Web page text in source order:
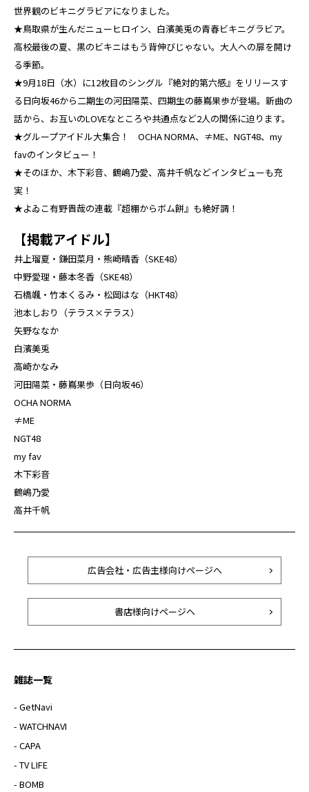
世界観のビキニグラビアになりました。
★鳥取県が生んだニューヒロイン、白濱美兎の青春ビキニグラビア。
高校最後の夏、黒のビキニはもう背伸びじゃない。大人への扉を開け
る季節。
★9月18日（水）に12枚目のシングル『絶対的第六感』をリリースす
る日向坂46から二期生の河田陽菜、四期生の藤嶌果歩が登場。新曲の
話から、お互いのLOVEなところや共通点など2人の関係に迫ります。
★グループアイドル大集合！ OCHA NORMA、≠ME、NGT48、my
favのインタビュー！
★そのほか、木下彩音、鶴嶋乃愛、高井千帆などインタビューも充
実！
★よゐこ有野晋哉の連載『超棚からボム餅』も絶好調！
【掲載アイドル】
井上瑠夏・鎌田菜月・熊崎晴香（SKE48）
中野愛理・藤本冬香（SKE48）
石橋颯・竹本くるみ・松岡はな（HKT48）
池本しおり（テラス×テラス）
矢野ななか
白濱美兎
高崎かなみ
河田陽菜・藤嶌果歩（日向坂46）
OCHA NORMA
≠ME
NGT48
my fav
木下彩音
鶴嶋乃愛
高井千帆
広告会社・広告主様向けページへ
書店様向けページへ
雑誌一覧
- GetNavi
- WATCHNAVI
- CAPA
- TV LIFE
- BOMB